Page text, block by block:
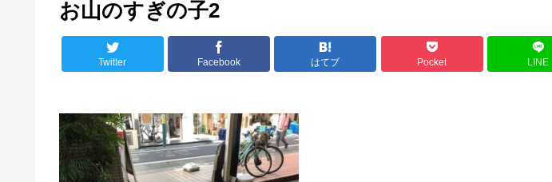
お山のすぎの子2
Twitter Facebook はてブ Pocket LINE